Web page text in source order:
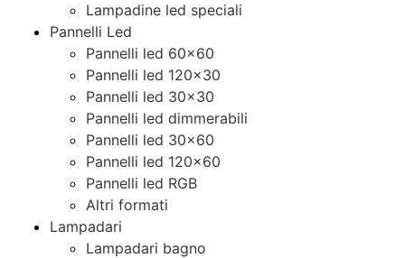
Lampadine led speciali
Pannelli Led
Pannelli led 60×60
Pannelli led 120×30
Pannelli led 30×30
Pannelli led dimmerabili
Pannelli led 30×60
Pannelli led 120×60
Pannelli led RGB
Altri formati
Lampadari
Lampadari bagno